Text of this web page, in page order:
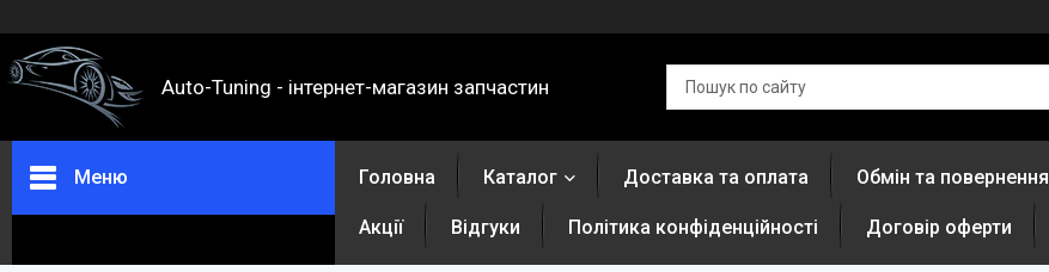
Auto-Tuning - інтернет-магазин запчастин
Меню Головна Каталог Доставка та оплата Обмін та повернення
Акції Відгуки Політика конфіденційності Договір оферти